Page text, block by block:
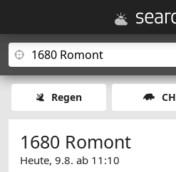
Regen CH
1680 Romont
Heute, 9.8. ab 11:10